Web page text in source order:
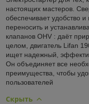
настоящих мастеров.
обеспечивает удобство и
переносить и
клапанов OHV : даёт
целом, двигатель Lifan
ищет надежный,
Он объединяет все
преимущества, чтобы
пользователей
Скрыть